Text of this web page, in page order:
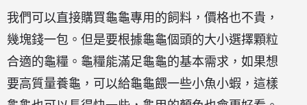
我們可以直接購買龜龜專用的飼料，價格也不貴，
幾塊錢一包。但是要根據龜龜個頭的大小選擇顆粒
合適的龜糧。龜糧能滿足龜龜的基本需求，如果想
要高質量養龜，可以給龜龜餵一些小魚小蝦，這樣